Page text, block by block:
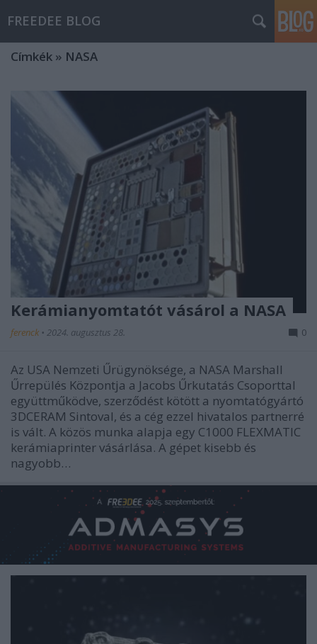
FREEDEE BLOG
Címkék » NASA
Kerámianyomtatót vásárol a NASA
ferenck • 2024. augusztus 28. 0
Az USA Nemzeti Űrügynöksége, a NASA Marshall
Űrrepülés Központja a Jacobs Űrkutatás Csoporttal
együttműködve, szerződést kötött a nyomtatógyártó
3DCERAM Sintoval, és a cég ezzel hivatalos partnerré
is vált. A közös munka alapja egy C1000 FLEXMATIC
kerámiaprinter vásárlása. A gépet kisebb és
nagyobb…